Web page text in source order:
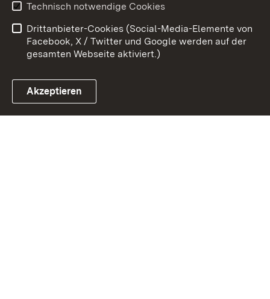
Link zum Landesportal
Barrierefreiheit
Impressum
Cookies
Technisch notwendige Cookies
Drittanbieter-Cookies (Social-Media-Elemente von
Facebook, X / Twitter und Google werden auf der
gesamten Webseite aktiviert.)
Akzeptieren